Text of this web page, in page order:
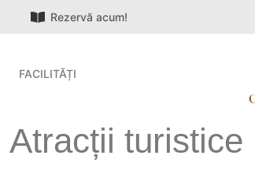
Rezervă acum!
FACILITĂȚI
Atracții turistice